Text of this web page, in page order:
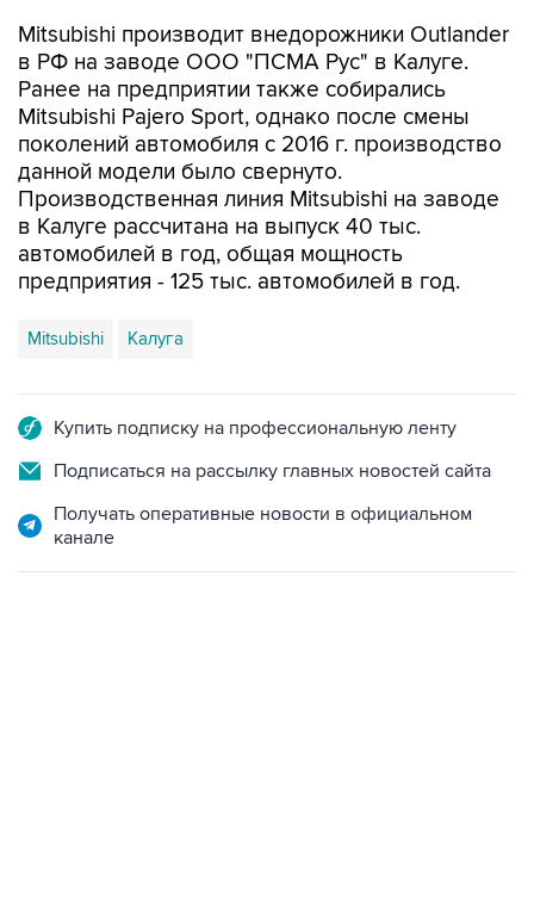
Ранее на предприятии также собирались
Mitsubishi Pajero Sport, однако после смены
поколений автомобиля с 2016 г. производство
данной модели было свернуто.
Производственная линия Mitsubishi на заводе
в Калуге рассчитана на выпуск 40 тыс.
автомобилей в год, общая мощность
предприятия - 125 тыс. автомобилей в год.
Mitsubishi Калуга
Подписаться на рассылку главных новостей сайта
Получать оперативные новости в официальном